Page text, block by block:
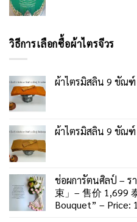
วิธีการเลือกซื้อผ้าไตรจีวร
ผ้าไตรมิสลิน 9 ขัณ
ผ้าไตรมิสลิน 9 ขัณ
ช่อผการัตนศิลป์ – ร
束」– 售价 1,699
Bouquet” – Price: